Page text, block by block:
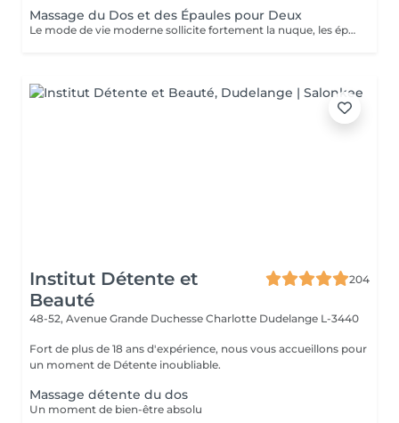
Massage du Dos et des Épaules pour Deux
Le mode de vie moderne sollicite fortement la nuque, les épaules et le haut du dos. Ce traitement ciblé utilise différentes techniques de massage pour aider à relâcher les tensions accumulées, réduire les raideurs musculaires et retrouver une agréable sensation de confort. Un excellent choix pour deux personnes souhaitant se détendre ensemble et faire une pause dans le rythme du quotidien.
Institut Détente et
Beauté
204
48-52, Avenue Grande Duchesse Charlotte Dudelange L-3440
Fort de plus de 18 ans d'expérience, nous vous accueillons pour
un moment de Détente inoubliable.
Massage détente du dos
Un moment de bien-être absolu